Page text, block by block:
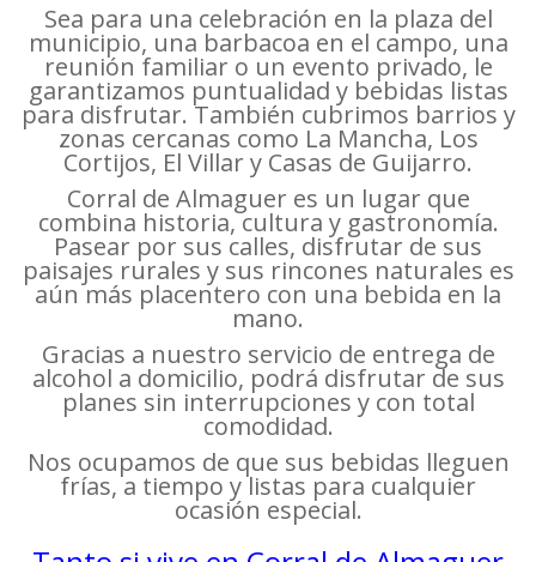
Sea para una celebración en la plaza del
municipio, una barbacoa en el campo, una
reunión familiar o un evento privado, le
garantizamos puntualidad y bebidas listas
para disfrutar. También cubrimos barrios y
zonas cercanas como La Mancha, Los
Cortijos, El Villar y Casas de Guijarro.
Corral de Almaguer es un lugar que
combina historia, cultura y gastronomía.
Pasear por sus calles, disfrutar de sus
paisajes rurales y sus rincones naturales es
aún más placentero con una bebida en la
mano.
Gracias a nuestro servicio de entrega de
alcohol a domicilio, podrá disfrutar de sus
planes sin interrupciones y con total
comodidad.
Nos ocupamos de que sus bebidas lleguen
frías, a tiempo y listas para cualquier
ocasión especial.